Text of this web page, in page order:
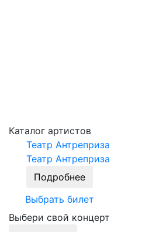
Каталог артистов
Театр Антреприза
Театр Антреприза
Подробнее
Выбрать билет
Выбери свой концерт